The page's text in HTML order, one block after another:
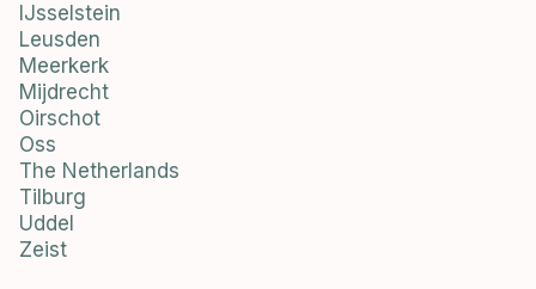
IJsselstein
Leusden
Meerkerk
Mijdrecht
Oirschot
Oss
The Netherlands
Tilburg
Uddel
Zeist